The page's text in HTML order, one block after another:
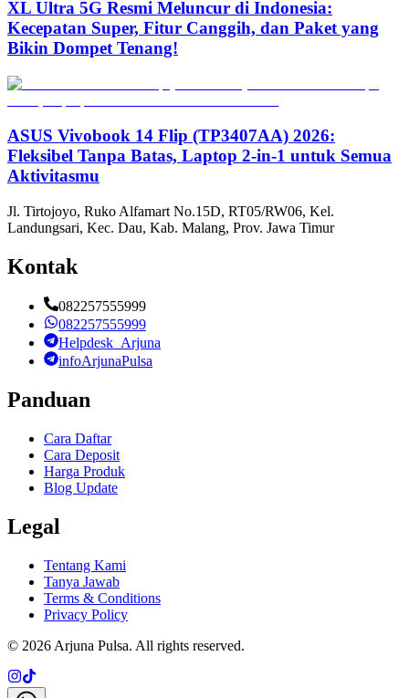
XL Ultra 5G Resmi Meluncur di Indonesia:
Kecepatan Super, Fitur Canggih, dan Paket yang
Bikin Dompet Tenang!
ASUS Vivobook 14 Flip (TP3407AA) 2026:
Fleksibel Tanpa Batas, Laptop 2-in-1 untuk Semua
Aktivitasmu
Jl. Tirtojoyo, Ruko Alfamart No.15D, RT05/RW06, Kel.
Landungsari, Kec. Dau, Kab. Malang, Prov. Jawa Timur
Kontak
082257555999
082257555999
Helpdesk_Arjuna
infoArjunaPulsa
Panduan
Cara Daftar
Cara Deposit
Harga Produk
Blog Update
Legal
Tentang Kami
Tanya Jawab
Terms & Conditions
Privacy Policy
© 2026 Arjuna Pulsa. All rights reserved.